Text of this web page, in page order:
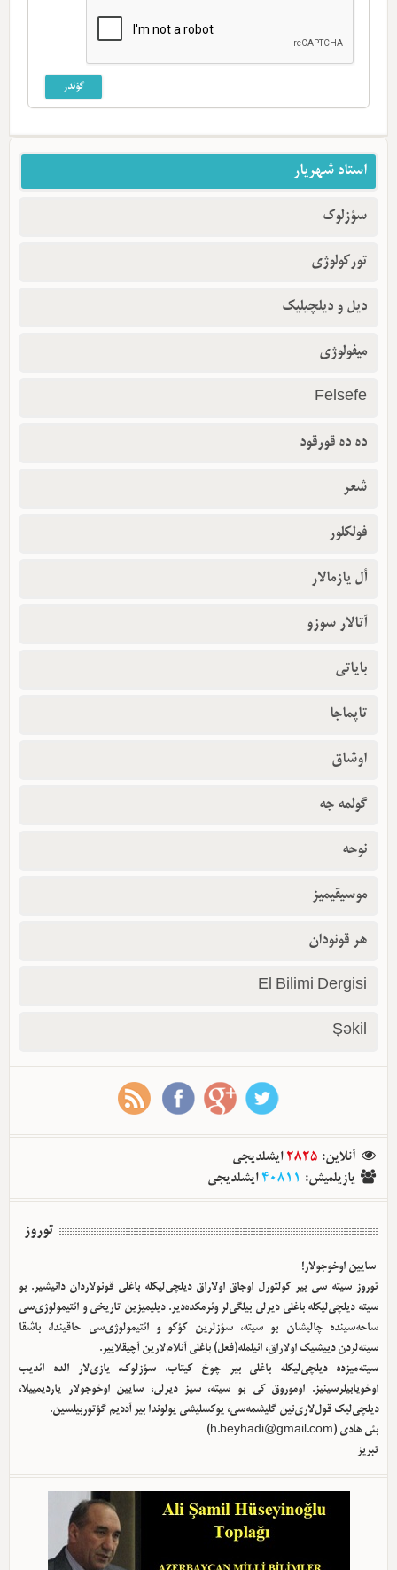
استاد شهریار
سؤزلوک
تورکولوژی
دیل و دیلچیلیک
میفولوژی
Felsefe
ده ده قورقود
شعر
فولکلور
أل یازمالار
آتالار سوزو
بایاتی
تاپماجا
اوشاق
گولمه جه
نوحه
موسیقیمیز
هر قونودان
El Bilimi Dergisi
Şəkil
آنلاین:
2825 ایشلدیجی
یازیلمیش:
40811ایشلدیجی
توروز
سایین اوخوجولار!
توروز سیته سی بیر کولتورل اوجاق اولا‌راق دیلچی‌لیکله باغلی قونولاردان دانیشیر. بو
سیته دیلچی‌لیکله باغلی دیرلی بیلگی‌لر وئرمکده‌دیر. دیلیمیزین تاریخی و ائتیمولوژی‌سی
ساحه‌سینده چالیشان بو سیته، سؤزلرین کؤکو و ائتیمولوژی‌سی حاقیندا، باشقا
سیته‌لردن دییشیک اولا‌راق، ائیلمله(فعل) باغلی آنلام‌لارین آچیقلاییر.
سیته‌میزده دیلچی‌لیکله باغلی بیر چوخ کیتاب، سؤزلوک، یازی‌لار الده ائدیب
اوخویابیلرسینیز. اوموروق کی بو سیته، سیز دیرلی، سایین اوخوجولار یاردیمییلا،
دیلچی‌لیک قول‌لاری‌نین گلیشمه‌سی، یوکسلیشی یولوندا بیر آددیم گؤتوربیلسین.
بئی هادی (h.beyhadi@gmail.com
)
تبریز